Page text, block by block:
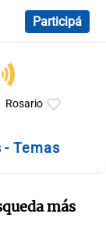
Participá
Rosario
Temas
más